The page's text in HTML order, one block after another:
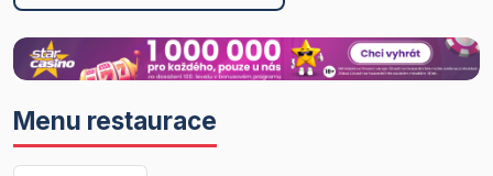
Menu restaurace